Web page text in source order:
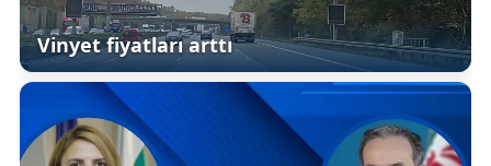
Vinyet fiyatları arttı